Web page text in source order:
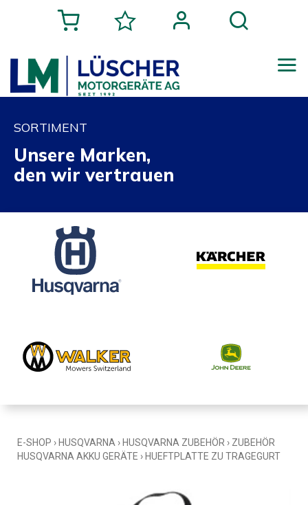
SORTIMENT
Unsere Marken,
den wir vertrauen
E-SHOP › HUSQVARNA › HUSQVARNA ZUBEHÖR › ZUBEHÖR
HUSQVARNA AKKU GERÄTE › HUEFTPLATTE ZU TRAGEGURT